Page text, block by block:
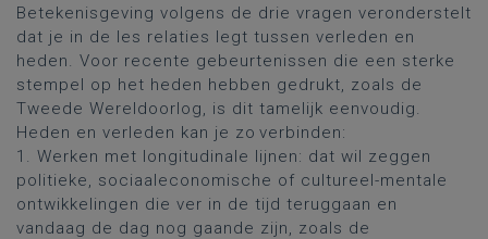
Betekenisgeving volgens de drie vragen veronderstelt
dat je in de les relaties legt tussen verleden en
heden. Voor recente gebeurtenissen die een sterke
stempel op het heden hebben gedrukt, zoals de
Tweede Wereldoorlog, is dit tamelijk eenvoudig.
Heden en verleden kan je zo verbinden:
1. Werken met longitudinale lijnen: dat wil zeggen
politieke, sociaaleconomische of cultureel-mentale
ontwikkelingen die ver in de tijd teruggaan en
vandaag de dag nog gaande zijn, zoals de